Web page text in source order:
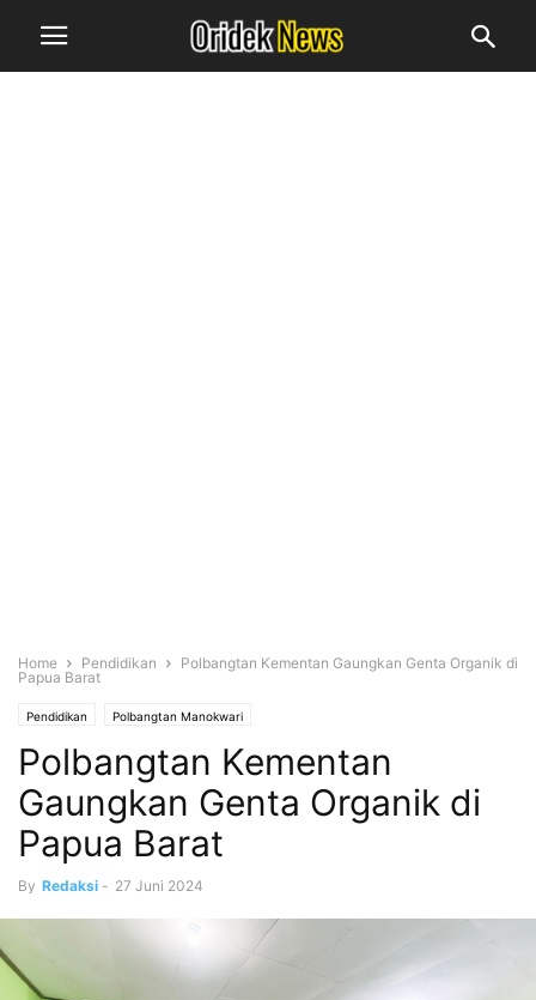
Home Pendidikan
Polbangtan Kementan Gaungkan Genta Organik di
Papua Barat
Pendidikan Polbangtan Manokwari
Polbangtan Kementan
Gaungkan Genta Organik di
Papua Barat
By Redaksi - 27 Juni 2024